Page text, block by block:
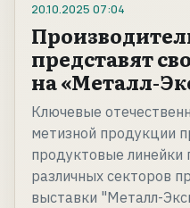
20.10.2025 07:04
представят
на «Металл-
Ключевые
метизной продукции
продуктовые линейки
различных секторов
выставки "Металл-